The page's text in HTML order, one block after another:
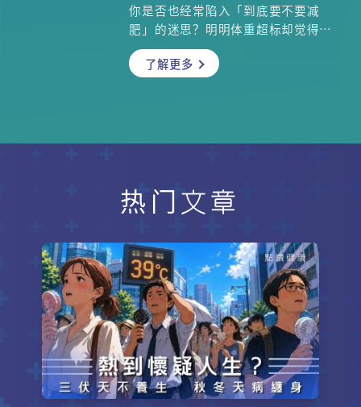
科专科张皓琬医生将为大家一一拆
解。
你是否也经常陷入「到底要不要减
肥」的迷思？明明体重超标却觉得自
己只是「骨架大」？或者 BMI 正常却
天天嚷着要减重？一项调查发现，香
胖。为什么会有这种现象？肥胖到底
胖学会创会会长袁美欣医生，澳洲注
册营养师王颖羚，为你一一拆解关于
了解更多
热门文章